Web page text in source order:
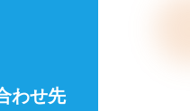
わせ先